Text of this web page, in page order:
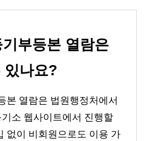
부등본 열람은
있나요?
본 열람은 법원행정처에서
소 웹사이트에서 진행할
없이 비회원으로도 이용 가